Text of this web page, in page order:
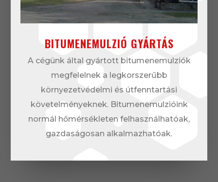
BITUMENEMULZIÓ GYÁRTÁS
A cégünk által gyártott bitumenemulziók
megfelelnek a legkorszerűbb
környezetvédelmi és útfenntartási
követelményeknek. Bitumenemulzióink
normál hőmérsékleten felhasználhatóak,
gazdaságosan alkalmazhatóak.